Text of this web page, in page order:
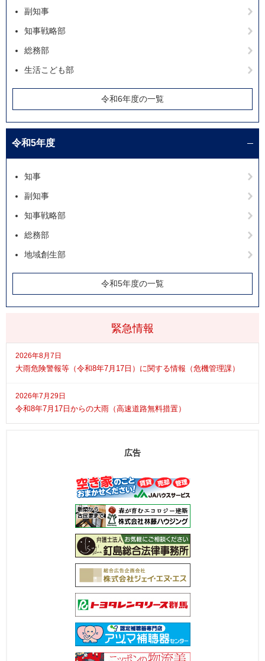
緊急情報
2026年8月7日
大雨危険警報等（令和8年7月17日）に関する情報（危機管理課）
2026年7月29日
令和8年7月17日からの大雨（高速道路無料措置）
副知事
知事戦略部
総務部
生活こども部
令和6年度の一覧
令和5年度
知事
副知事
知事戦略部
総務部
地域創生部
令和5年度の一覧
広告